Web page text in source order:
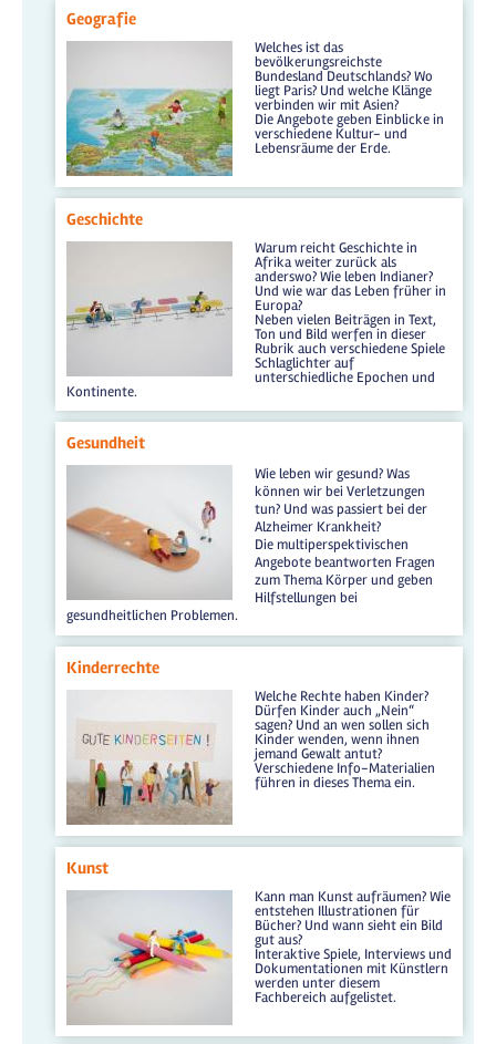
Geografie
Welches ist das
bevölkerungsreichste
Bundesland Deutschlands? Wo
liegt Paris? Und welche Klänge
verbinden wir mit Asien?
Die Angebote geben Einblicke in
verschiedene Kultur- und
Lebensräume der Erde.
Geschichte
Warum reicht Geschichte in
Afrika weiter zurück als
anderswo? Wie leben Indianer?
Und wie war das Leben früher in
Europa?
Neben vielen Beiträgen in Text,
Ton und Bild werfen in dieser
Rubrik auch verschiedene Spiele
Schlaglichter auf
unterschiedliche Epochen und
Kontinente.
Gesundheit
Wie leben wir gesund? Was
können wir bei Verletzungen
tun? Und was passiert bei der
Alzheimer Krankheit?
Die multiperspektivischen
Angebote beantworten Fragen
zum Thema Körper und geben
Hilfstellungen bei
gesundheitlichen Problemen.
Kinderrechte
Welche Rechte haben Kinder?
Dürfen Kinder auch „Nein“
sagen? Und an wen sollen sich
Kinder wenden, wenn ihnen
jemand Gewalt antut?
Verschiedene Info-Materialien
führen in dieses Thema ein.
Kunst
Kann man Kunst aufräumen? Wie
entstehen Illustrationen für
Bücher? Und wann sieht ein Bild
gut aus?
Interaktive Spiele, Interviews und
Dokumentationen mit Künstlern
werden unter diesem
Fachbereich aufgelistet.